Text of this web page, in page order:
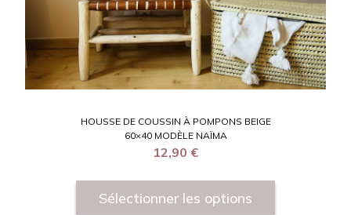
HOUSSE DE COUSSIN À POMPONS BEIGE
60×40 MODÈLE NAÏMA
12,90 €
Sélectionner les options